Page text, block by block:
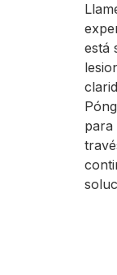
no
en
está
para